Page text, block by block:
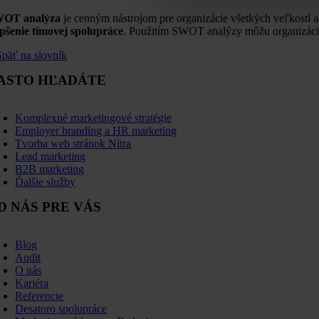
analýza je cenným nástrojom pre organizácie všetkých veľkostí
tímovej spolupráce. Použitím SWOT analýzy môžu
na slovník
HĽADÁTE
Komplexné marketingové stratégie
Employer branding a HR marketing
Tvorba web stránok Nitra
Lead marketing
B2B marketing
Ďalšie služby
NÁS PRE VÁS
Blog
Audit
O nás
Kariéra
Referencie
Desatoro spolupráce